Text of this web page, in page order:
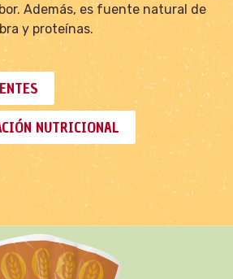
Además, es fuente natural de
y proteínas.
NUTRICIONAL